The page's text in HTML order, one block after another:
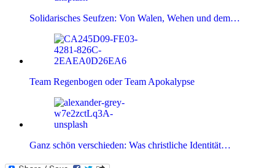
Solidarisches Seufzen: Von Walen, Wehen und dem…
Team Regenbogen oder Team Apokalypse
Ganz schön verschieden: Was christliche Identität…